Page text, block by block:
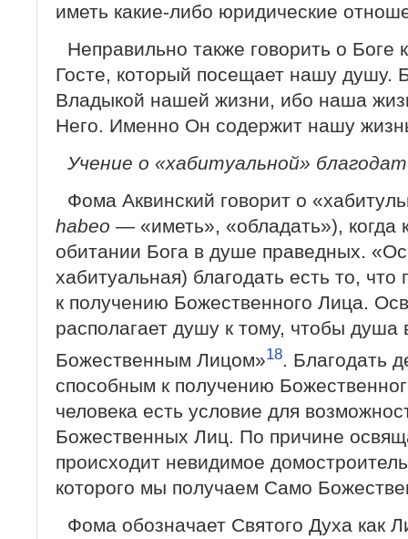
иметь какие-либо юридические
Неправильно также говорить о Боге
Госте, который посещает нашу душу.
Владыкой нашей жизни, ибо наша
Него. Именно Он содержит нашу
Учение о «хабитуальной»
Фома Аквинский говорит о
habeo — «иметь», «обладать»), когда
обитании Бога в душе праведных.
хабитуальная) благодать есть то,
к получению Божественного Лица.
располагает душу к тому, чтобы душа
Божественным Лицом»18. Благодать
способным к получению
человека есть условие для
Божественных Лиц. По причине
происходит невидимое
которого мы получаем Само
Фома обозначает Святого Духа как